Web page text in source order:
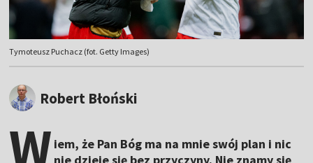
Tymoteusz Puchacz (fot. Getty Images)
Robert Błoński
W iem, że Pan Bóg ma na mnie swój plan i nic